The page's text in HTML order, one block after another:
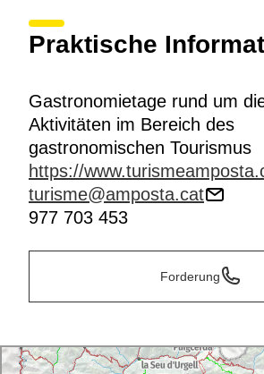
Praktische
Gastronomietage rund um
Aktivitäten im Bereich des
gastronomischen Tourismus
https://
turisme@amposta.cat
977 703 453
Forderung